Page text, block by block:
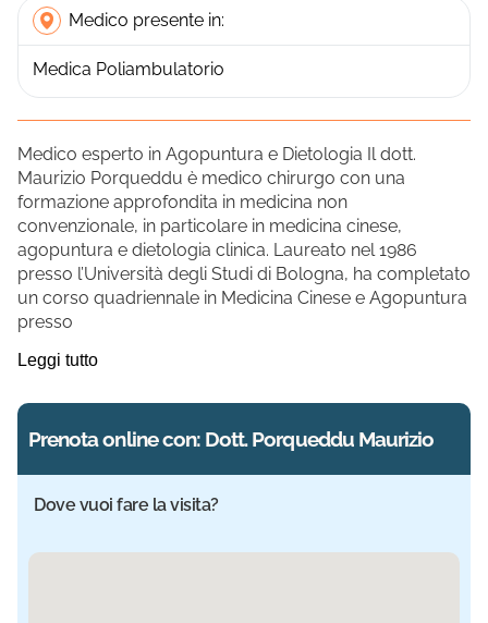
Medico presente in:
Medica Poliambulatorio
Medico esperto in Agopuntura e Dietologia Il dott.
Maurizio Porqueddu è medico chirurgo con una
formazione approfondita in medicina non
convenzionale, in particolare in medicina cinese,
agopuntura e dietologia clinica. Laureato nel 1986
presso l’Università degli Studi di Bologna, ha completato
un corso quadriennale in Medicina Cinese e Agopuntura
presso
Leggi tutto
Prenota online con: Dott. Porqueddu Maurizio
Dove vuoi fare la visita?